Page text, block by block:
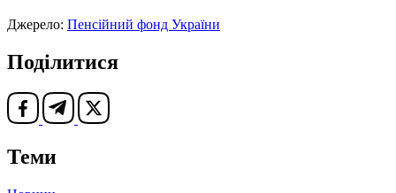
Джерело: Пенсійний фонд України
Поділитися
Теми